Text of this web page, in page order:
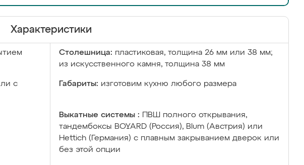
Характеристики
Столешница: пластиковая, толщина 26 мм или 38 мм;
из искусственного камня, толщина 38 мм
с
Габариты: изготовим кухню любого размера
Выкатные системы :
ПВШ полного открывания,
тандембоксы BOYARD (Россия), Blum (Австрия) или
Hettich (Германия) с плавным закрыванием дверок или
без этой опции